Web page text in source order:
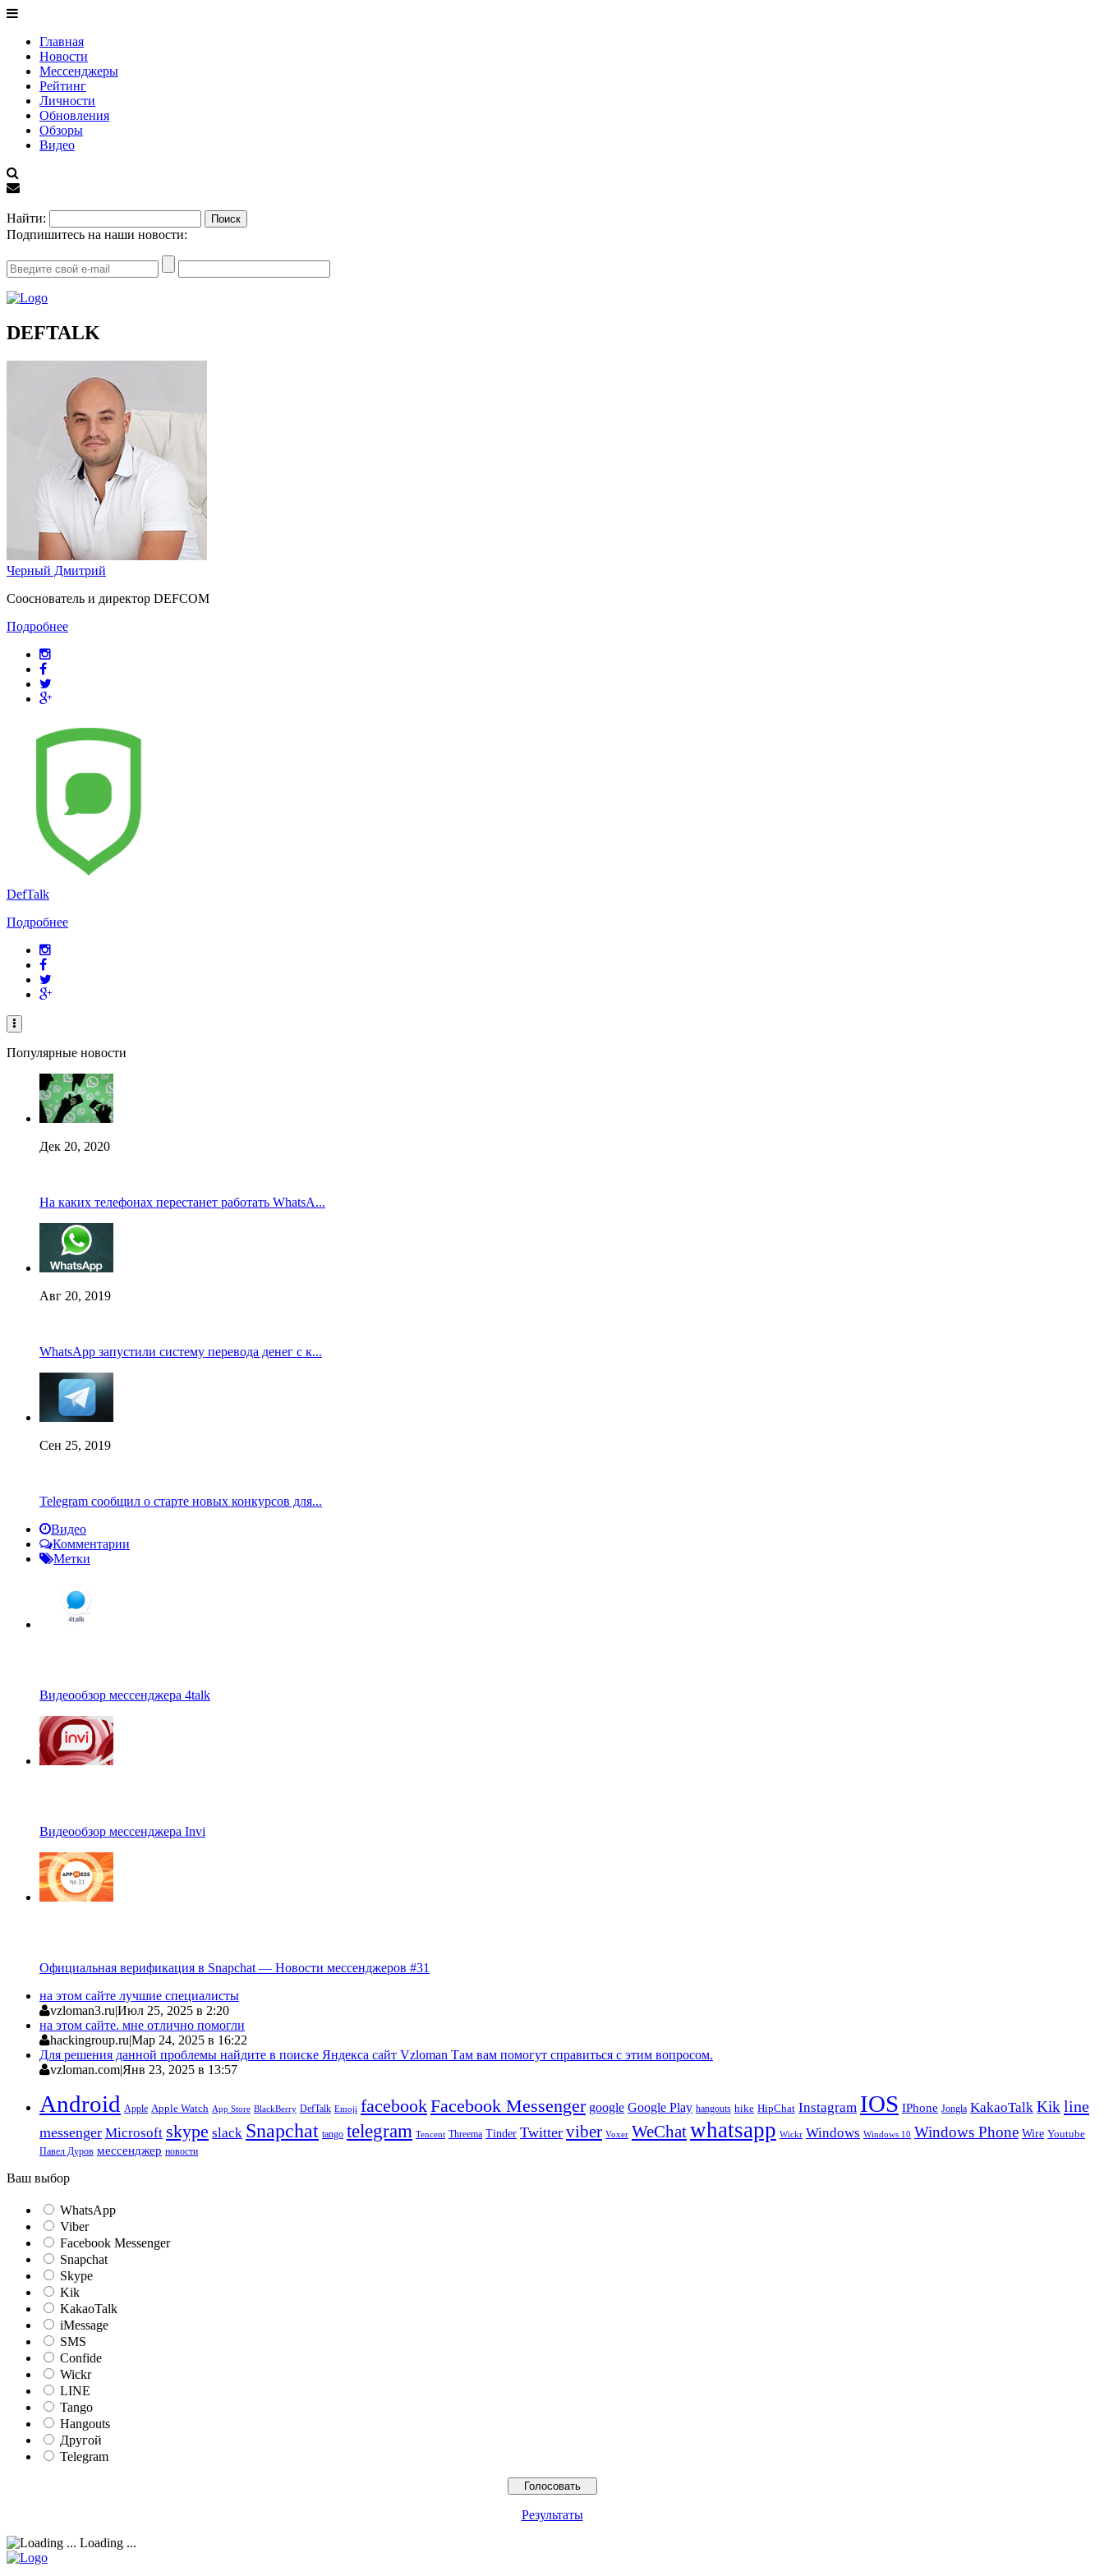
Главная
Новости
Мессенджеры
Рейтинг
Личности
Обновления
Обзоры
Видео
Найти:
Подпишитесь на наши новости:
DEFTALK
Черный Дмитрий
Сооснователь и директор DEFCOM
Подробнее
DefTalk
Подробнее
Популярные новости
Дек 20, 2020
На каких телефонах перестанет работать WhatsA...
Авг 20, 2019
WhatsApp запустили систему перевода денег с к...
Сен 25, 2019
Telegram сообщил о старте новых конкурсов для...
Видео
Комментарии
Метки
Видеообзор мессенджера 4talk
Видеообзор мессенджера Invi
Официальная верификация в Snapchat — Новости мессенджеров #31
на этом сайте лучшие специалисты
vzloman3.ru|Июл 25, 2025 в 2:20
на этом сайте. мне отлично помогли
hackingroup.ru|Мар 24, 2025 в 16:22
Для решения данной проблемы найдите в поиске Яндекса сайт Vzloman Там вам помогут справиться с этим вопросом.
vzloman.com|Янв 23, 2025 в 13:57
Android Apple Apple Watch App Store BlackBerry DefTalk Emoji facebookFacebook Messenger google Google Play hangouts hike HipChat Instagram IOS IPhone Jongla KakaoTalk Kik line
messenger Microsoft skype slack Snapchat tango telegram Tencent Threema Tinder Twitter viber Voxer WeChatwhatsapp Wickr Windows Windows 10 Windows Phone Wire Youtube
Павел Дуров мессенджер новости
Ваш выбор
WhatsApp
Viber
Facebook Messenger
Snapchat
Skype
Kik
KakaoTalk
iMessage
SMS
Confide
Wickr
LINE
Tango
Hangouts
Другой
Telegram
Результаты
Loading ...